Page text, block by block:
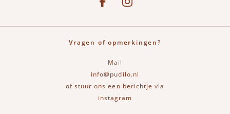
Vragen of opmerkingen?
Mail
info@pudilo.nl
of stuur ons een berichtje via
instagram